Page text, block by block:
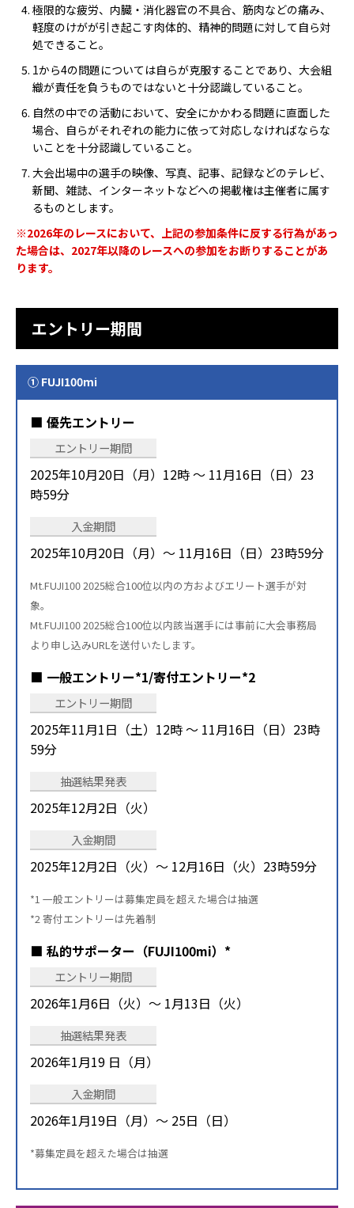
極限的な疲労、内臓・消化器官の不具合、筋肉などの痛み、
軽度のけがが引き起こす肉体的、精神的問題に対して自ら対
処できること。
1から4の問題については自らが克服することであり、大会組
織が責任を負うものではないと十分認識していること。
自然の中での活動において、安全にかかわる問題に直面した
場合、自らがそれぞれの能力に依って対応しなければならな
いことを十分認識していること。
大会出場中の選手の映像、写真、記事、記録などのテレビ、
新聞、雑誌、インターネットなどへの掲載権は主催者に属す
るものとします。
※2026年のレースにおいて、上記の参加条件に反する行為があっ
た場合は、2027年以降のレースへの参加をお断りすることがあ
ります。
エントリー期間
① FUJI100mi
優先エントリー
エントリー期間
2025年10月20日（月）12時 ～ 11月16日（日）23
時59分
入金期間
2025年10月20日（月）〜 11月16日（日）23時59分
Mt.FUJI100 2025総合100位以内の方およびエリート選手が対
象。
Mt.FUJI100 2025総合100位以内該当選手には事前に大会事務局
より申し込みURLを送付いたします。
一般エントリー*1/寄付エントリー*2
エントリー期間
2025年11月1日（土）12時 ～ 11月16日（日）23時
59分
抽選結果発表
2025年12月2日（火）
入金期間
2025年12月2日（火）～ 12月16日（火）23時59分
*1 一般エントリーは募集定員を超えた場合は抽選
*2 寄付エントリーは先着制
私的サポーター（FUJI100mi）*
エントリー期間
2026年1月6日（火）～ 1月13日（火）
抽選結果発表
2026年1月19 日（月）
入金期間
2026年1月19日（月）～ 25日（日）
*募集定員を超えた場合は抽選